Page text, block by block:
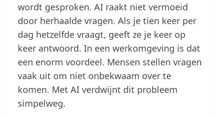
wordt gesproken. AI raakt niet vermoeid
door herhaalde vragen. Als je tien keer per
dag hetzelfde vraagt, geeft ze je keer op
keer antwoord. In een werkomgeving is dat
een enorm voordeel. Mensen stellen vragen
vaak uit om niet onbekwaam over te
komen. Met AI verdwijnt dit probleem
simpelweg.